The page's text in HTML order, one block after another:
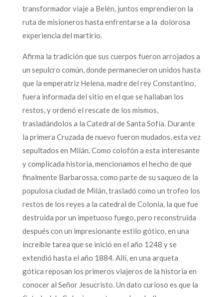
transformador viaje a Belén, juntos emprendieron la
ruta de misioneros hasta enfrentarse a la dolorosa
experiencia del martirio.
Afirma la tradición que sus cuerpos fueron arrojados a
un sepulcro común, donde permanecieron unidos hasta
que la emperatriz Helena, madre del rey Constantino,
fuera informada del sitio en el que se hallaban los
restos, y ordenó el rescate de los mismos,
trasladándolos a la Catedral de Santa Sofía. Durante
la primera Cruzada de nuevo fueron mudados, esta vez
sepultados en Milán. Como colofón a esta interesante
y complicada historia, mencionamos el hecho de que
finalmente Barbarossa, como parte de su saqueo de la
populosa ciudad de Milán, trasladó como un trofeo los
restos de los reyes a la catedral de Colonia, la que fue
destruida por un impetuoso fuego, pero reconstruida
después con un impresionante estilo gótico, en una
increíble tarea que se inició en el año 1248 y se
extendió hasta el año 1884. Allí, en una arqueta
gótica reposan los primeros viajeros de la historia en
conocer al Señor Jesucristo. Un dato curioso es que la